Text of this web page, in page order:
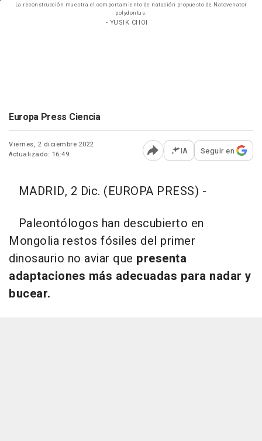
La reconstrucción muestra el comportamiento de natación propuesto de Natovenator
polydontus.
- YUSIK CHOI
Europa Press Ciencia
Viernes, 2 diciembre 2022
Actualizado: 16:49
Abrir opciones para
IA Seguir en
MADRID, 2 Dic. (EUROPA PRESS) -
Paleontólogos han descubierto en
Mongolia restos fósiles del primer
dinosaurio no aviar que presenta
adaptaciones más adecuadas para nadar y
bucear.